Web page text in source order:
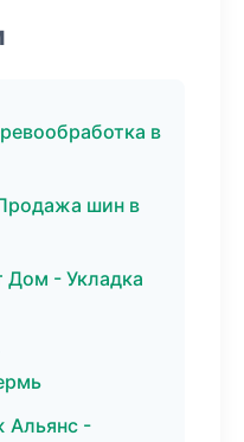
в
шин в
Дом - Укладка
Альянс -